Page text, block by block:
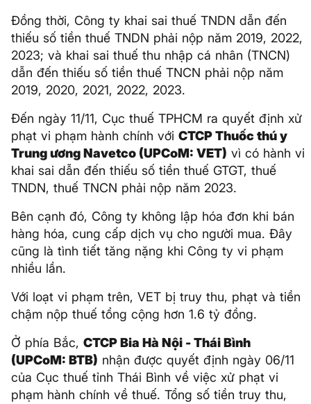
Đồng thời, Công ty khai sai thuế TNDN dẫn đến
thiếu số tiền thuế TNDN phải nộp năm 2019, 2022,
2023; và khai sai thuế thu nhập cá nhân (TNCN)
dẫn đến thiếu số tiền thuế TNCN phải nộp năm
2019, 2020, 2021, 2022, 2023.
Đến ngày 11/11, Cục thuế TPHCM ra quyết định xử
phạt vi phạm hành chính với CTCP Thuốc thú y
Trung ương Navetco (UPCoM: VET) vì có hành vi
khai sai dẫn đến thiếu số tiền thuế GTGT, thuế
TNDN, thuế TNCN phải nộp năm 2023.
Bên cạnh đó, Công ty không lập hóa đơn khi bán
hàng hóa, cung cấp dịch vụ cho người mua. Đây
cũng là tình tiết tăng nặng khi Công ty vi phạm
nhiều lần.
Với loạt vi phạm trên, VET bị truy thu, phạt và tiền
chậm nộp thuế tổng cộng hơn 1.6 tỷ đồng.
Ở phía Bắc, CTCP Bia Hà Nội - Thái Bình
(UPCoM: BTB) nhận được quyết định ngày 06/11
của Cục thuế tỉnh Thái Bình về việc xử phạt vi
phạm hành chính về thuế. Tổng số tiền truy thu,